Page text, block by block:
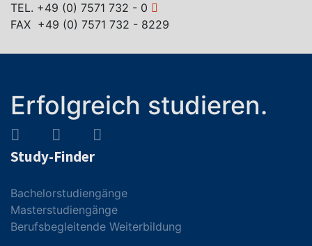
TEL. +49 (0) 7571 732 - 0
FAX +49 (0) 7571 732 - 8229
Erfolgreich studieren.
Study-Finder
Bachelorstudiengänge
Masterstudiengänge
Berufsbegleitende Weiterbildung